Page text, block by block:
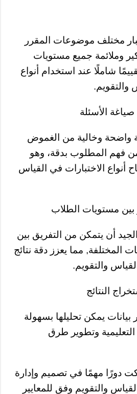
مختلف موضوعات المقرر
وملائمة جميع مستويات
شاملًا عند استخدام أنواع
والتقويم.
الأسئلة
واضحة وخالية من الغموض
فهم المطلوب بدقة، وهو
الاختبارات في القياس
بين مستويات الطلاب
أن يتمكن من التفريق بين
المختلفة, مما يعزز دقة نتائج
والتقويم.
النتائج
بيانات يمكن تحليلها بسهولة
وتطوير طرق
دورًا مهمًا في تصميم وإدارة
والتقويم وفق للمعايير